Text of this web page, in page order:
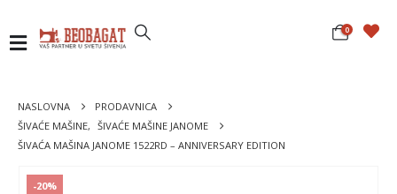
0
NASLOVNA
PRODAVNICA
ŠIVAĆE MAŠINE, ŠIVAĆE MAŠINE JANOME
ŠIVAĆA MAŠINA JANOME 1522RD – ANNIVERSARY EDITION
-20%